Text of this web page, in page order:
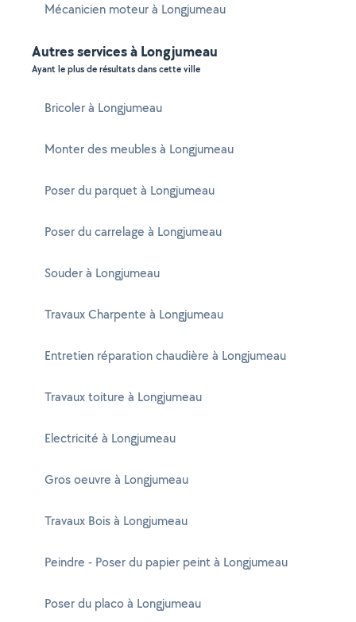
Mécanicien moteur à Longjumeau
Autres services à Longjumeau
Ayant le plus de résultats dans cette ville
Bricoler à Longjumeau
Monter des meubles à Longjumeau
Poser du parquet à Longjumeau
Poser du carrelage à Longjumeau
Souder à Longjumeau
Travaux Charpente à Longjumeau
Entretien réparation chaudière à Longjumeau
Travaux toiture à Longjumeau
Electricité à Longjumeau
Gros oeuvre à Longjumeau
Travaux Bois à Longjumeau
Peindre - Poser du papier peint à Longjumeau
Poser du placo à Longjumeau